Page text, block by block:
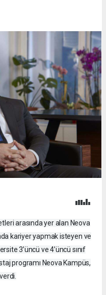
arasında yer alan Neova
kariyer yapmak isteyen ve
3’üncü ve 4’üncü sınıf
programı Neova Kampüs,